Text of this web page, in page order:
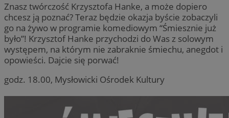
Znasz twórczość Krzysztofa Hanke, a może dopiero
chcesz ją poznać? Teraz będzie okazja byście zobaczyli
go na żywo w programie komediowym “Śmiesznie już
było”! Krzysztof Hanke przychodzi do Was z solowym
występem, na którym nie zabraknie śmiechu, anegdot i
opowieści. Dajcie się porwać!
godz. 18.00, Mysłowicki Ośrodek Kultury